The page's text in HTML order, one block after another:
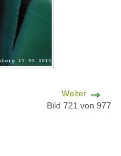
Weiter
Bild 721 von 977